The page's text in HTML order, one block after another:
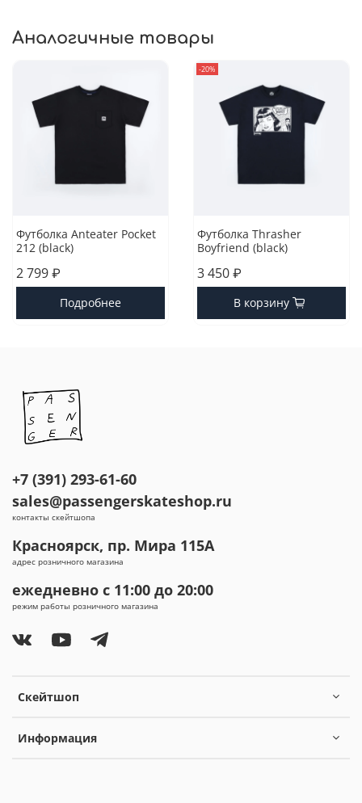
Аналогичные товары
Футболка Anteater Pocket
212 (black)
2 799 ₽
Подробнее
-20%
Футболка Thrasher
Boyfriend (black)
3 450 ₽
В корзину
Скейтшоп
Информация
+7 (391) 293-61-60
sales@passengerskateshop.ru
контакты скейтшопа
Красноярск, пр. Мира 115А
адрес розничного магазина
ежедневно с 11:00 до 20:00
режим работы розничного магазина